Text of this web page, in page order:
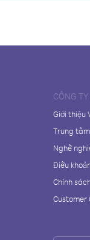
CÔNG TY
Giới thiệu
Trung
Nghề
Điều
Chính
Customer